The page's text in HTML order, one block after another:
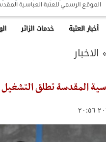
أخبار العتبة خدمات الزائر
الاخبار
المقدسة تطلق